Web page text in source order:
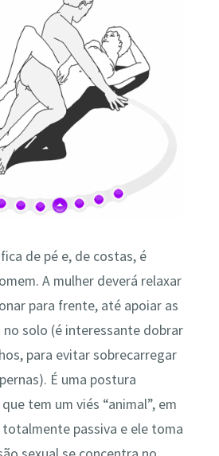
de pé e, de costas, é
A mulher deverá relaxar
para frente, até apoiar as
no solo (é interessante dobrar
para evitar sobrecarregar
É uma postura
tem um viés “animal”, em
passiva e ele toma